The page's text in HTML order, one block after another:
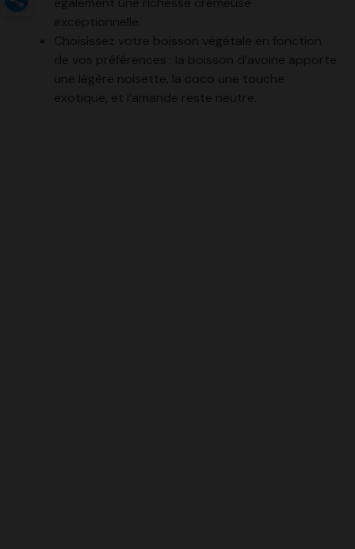
Choisissez votre boisson végétale en fonction
de vos préférences : la boisson d’avoine apporte
une légère noisette, la coco une touche
exotique, et l’amande reste neutre.